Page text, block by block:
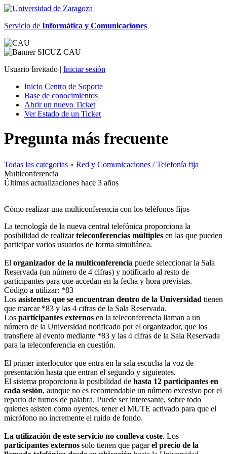
Servicio de Informática y Comunicaciones
Usuario Invitado | Iniciar sesión
Inicio Centro de Soporte
Base de conocimientos
Abrir un nuevo Ticket
Ver Estado de un Ticket
Pregunta más frecuente
Todas las categorias » Red y Comunicaciones / Telefonía fija
Multiconferencia
Últimas actualizaciones hace 3 años
Cómo realizar una multiconferencia con los teléfonos fijos
La tecnología de la nueva central telefónica proporciona la
posibilidad de realizarteleconferencias múltiples en las que pueden
participar varios usuarios de forma simultánea.
El organizador de la multiconferencia puede seleccionar la Sala
Reservada (un número de 4 cifras) y notificarlo al resto de
participantes para que accedan en la fecha y hora previstas.
Código a utilizar: *83
Los asistentes que se encuentran dentro de la Universidad tienen
que marcar *83 y las 4 cifras de la Sala Reservada.
Los participantes externos en la teleconferencia llaman a un
número de la Universidad notificado por el organizador, que los
transfiere al evento mediante *83 y las 4 cifras de la Sala Reservada
para la teleconferencia en cuestión.
El primer interlocutor que entra en la sala escucha la voz de
presentación hasta que entran el segundo y siguientes.
El sistema proporciona la posibilidad de hasta 12 participantes en
cada sesión, aunque no es recomendable un número excesivo por el
reparto de turnos de palabra. Puede ser interesante, sobre todo
quienes asisten como oyentes, tener el MUTE activado para que el
micrófono no incremente el ruido de fondo.
La utilización de este servicio no conlleva coste. Los
participantes externos solo tienen que pagarel precio de la